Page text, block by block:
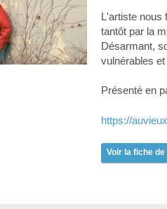
L'artiste nous
tantôt par la
Désarmant,
vulnérables
Présenté en
https://
Voir la fiche